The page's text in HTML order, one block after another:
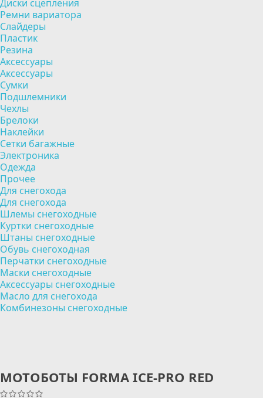
Диски сцепления
Ремни вариатора
Слайдеры
Пластик
Резина
Аксессуары
Аксессуары
Сумки
Подшлемники
Чехлы
Брелоки
Наклейки
Сетки багажные
Электроника
Одежда
Прочее
Для снегохода
Для снегохода
Шлемы снегоходные
Куртки снегоходные
Штаны снегоходные
Обувь снегоходная
Перчатки снегоходные
Маски снегоходные
Аксессуары снегоходные
Масло для снегохода
Комбинезоны снегоходные
МОТОБОТЫ FORMA ICE-PRO RED